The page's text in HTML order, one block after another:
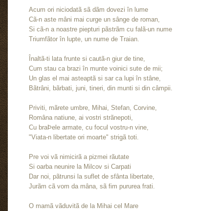
Acum ori niciodatã sã dãm dovezi în lume
Cã-n aste mâni mai curge un sânge de roman,
Si cã-n a noastre piepturi pãstrãm cu falã-un nume
Triumfãtor în lupte, un nume de Traian.
Înaltã-ti lata frunte si cautã-n giur de tine,
Cum stau ca brazi în munte voinici sute de mii;
Un glas el mai asteaptã si sar ca lupi în stâne,
Bãtrâni, bãrbati, juni, tineri, din munti si din câmpii.
Priviti, mãrete umbre, Mihai, Stefan, Corvine,
Româna natiune, ai vostri strãnepoti,
Cu braÞele armate, cu focul vostru-n vine,
"Viata-n libertate ori moarte" strigã toti.
Pre voi vã nimicirã a pizmei rãutate
Si oarba neunire la Milcov si Carpati
Dar noi, pãtrunsi la suflet de sfânta libertate,
Jurãm cã vom da mâna, sã fim pururea frati.
O mamã vãduvitã de la Mihai cel Mare